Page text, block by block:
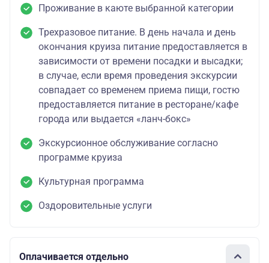
Проживание в каюте выбранной категории
Трехразовое питание. В день начала и день
окончания круиза питание предоставляется в
зависимости от времени посадки и высадки;
в случае, если время проведения экскурсии
совпадает со временем приема пищи, гостю
предоставляется питание в ресторане/кафе
города или выдается «ланч-бокс»
Экскурсионное обслуживание согласно
программе круиза
Культурная программа
Оздоровительные услуги
Оплачивается отдельно